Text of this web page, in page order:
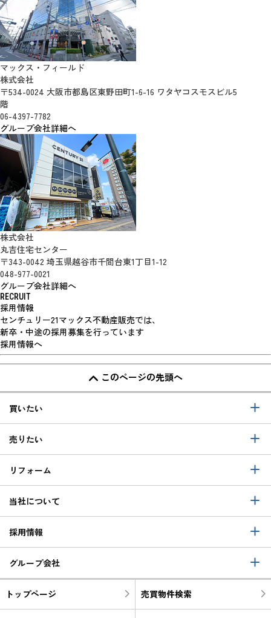
マックス・フィールド
株式会社
〒534-0024 大阪市都島区東野田町1-6-16 ワタヤコスモスビル5
階
06-4397-7782
グループ会社詳細へ
株式会社
丸吉住宅センター
〒343-0042 埼玉県越谷市千間台東1丁目1-12
048-977-0021
グループ会社詳細へ
RECRUIT
採用情報
センチュリー21マックス不動産販売では、
新卒・中途の採用募集を行っています
採用情報へ
このページの先頭へ
買いたい
売りたい
リフォーム
当社について
採用情報
グループ会社
トップページ 売買物件検索